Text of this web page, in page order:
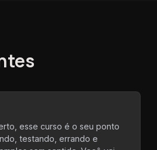
esse curso é o seu ponto
testando, errando e